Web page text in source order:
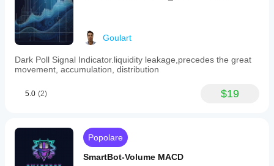
Goulart
Dark Poll Signal Indicator.liquidity leakage,precedes the great
movement, accumulation, distribution
5.0 (2) $19
Popolare
SmartBot-Volume MACD